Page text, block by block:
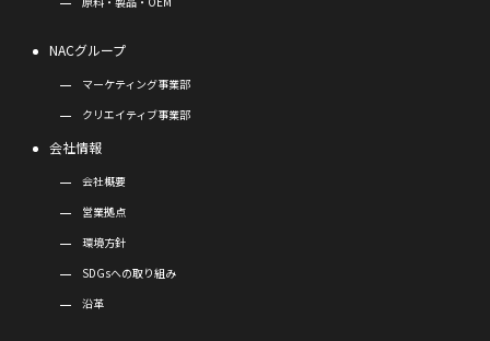
NACグループ
マーケティング事業部
クリエイティブ事業部
会社情報
会社概要
営業拠点
環境方針
SDGsへの取り組み
沿革